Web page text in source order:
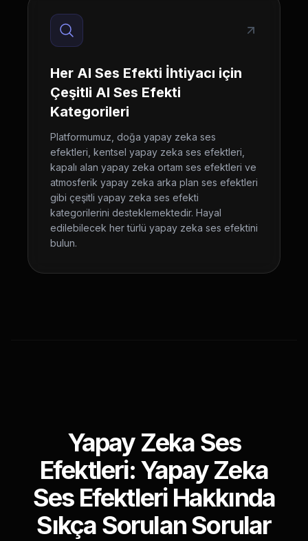
Her AI Ses Efekti İhtiyacı için
Çeşitli AI Ses Efekti
Kategorileri
Platformumuz, doğa yapay zeka ses
efektleri, kentsel yapay zeka ses efektleri,
kapalı alan yapay zeka ortam ses efektleri ve
atmosferik yapay zeka arka plan ses efektleri
gibi çeşitli yapay zeka ses efekti
kategorilerini desteklemektedir. Hayal
edilebilecek her türlü yapay zeka ses efektini
bulun.
Yapay Zeka Ses
Efektleri: Yapay Zeka
Ses Efektleri Hakkında
Sıkça Sorulan Sorular